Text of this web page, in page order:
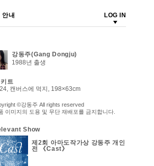
안내 LOG IN
강동주(Gang Dongju)
1988년 출생
트
캔버스에 먹지, 198×63cm
©강동주 All rights reserved
이미지의 도용 및 무단 재배포를 금지합니다.
Show
제2회 아마도작가상 강동주 개인
전 《Cast》